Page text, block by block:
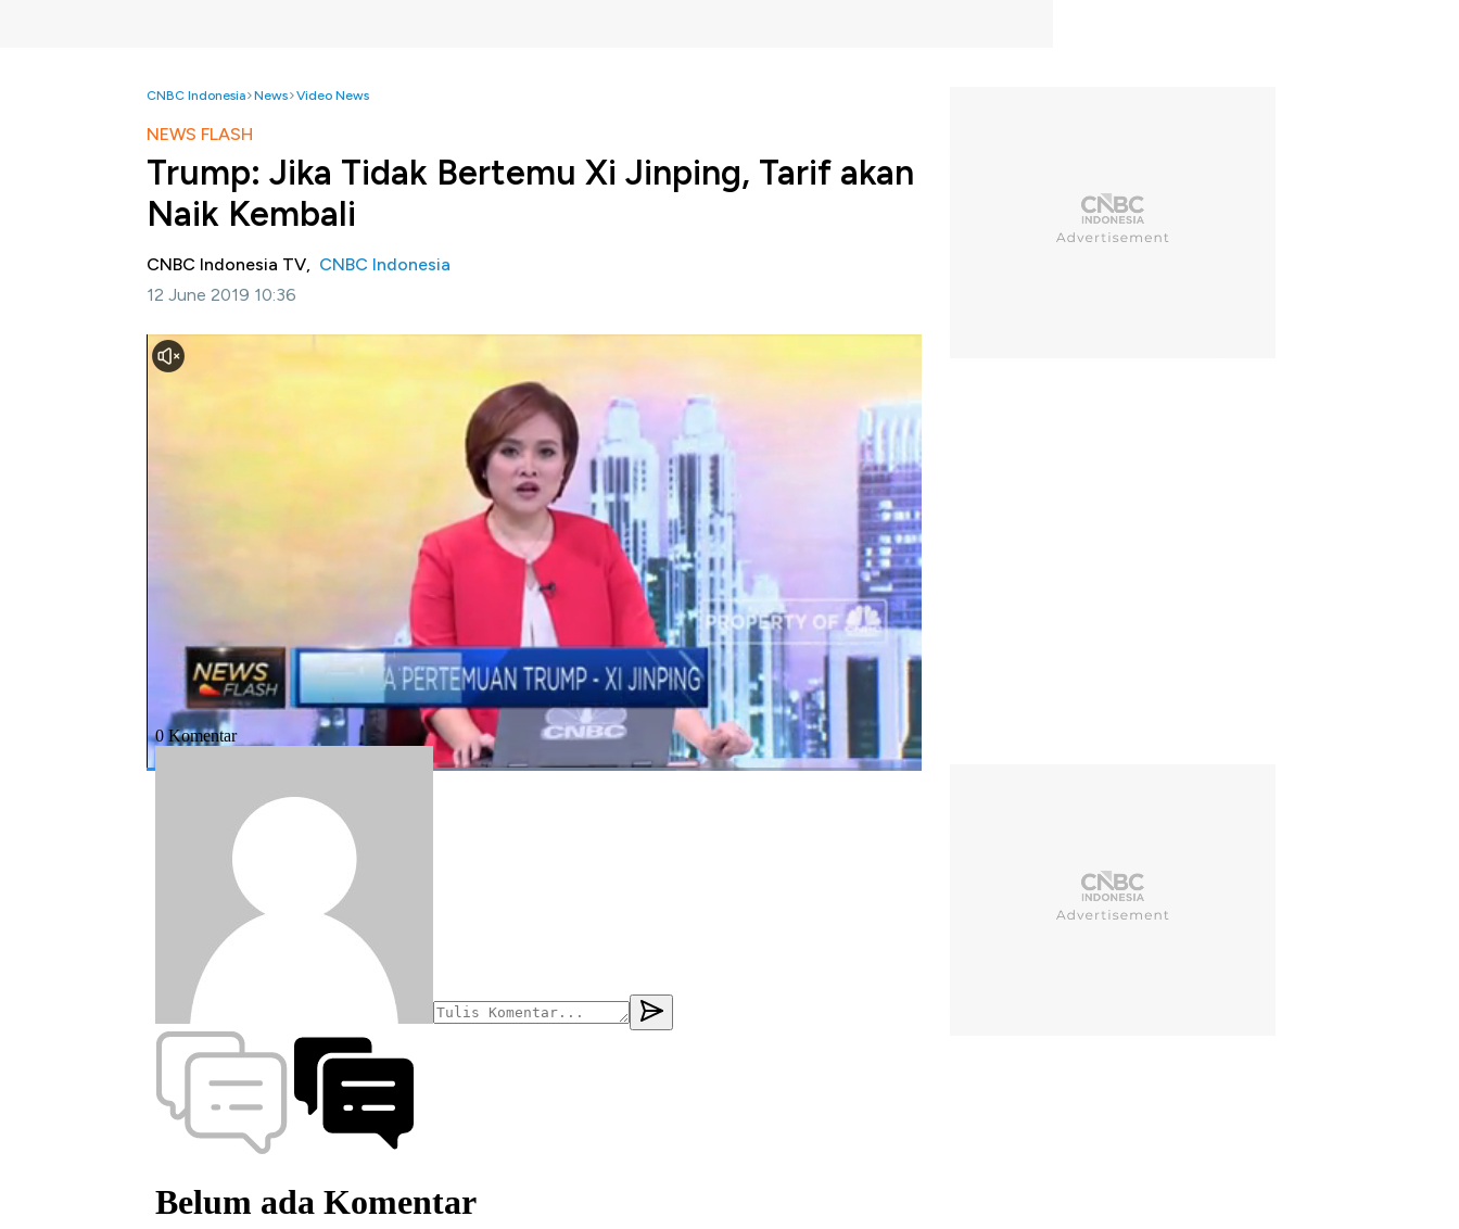
CNBC Indonesia News Video News
NEWS FLASH
Trump: Jika Tidak Bertemu Xi Jinping, Tarif akan
Naik Kembali
CNBC Indonesia TV, CNBC Indonesia
12 June 2019 10:36
Jakarta, CNBC Indonesia-
China Xi Jinping tidak bertemu dengannya di forum G-20 di Osaka, Jepang, tarif bagi barang asal
China bisa saja kembali ia naikkan. Hal ini disampaikan melalui sambungan telepon dalam program
Selengkapnya dalam News Flash program Squawk Box, CNBC Indonesia (Rabu, 12/06/2019) berikut
#trump #xi jinping